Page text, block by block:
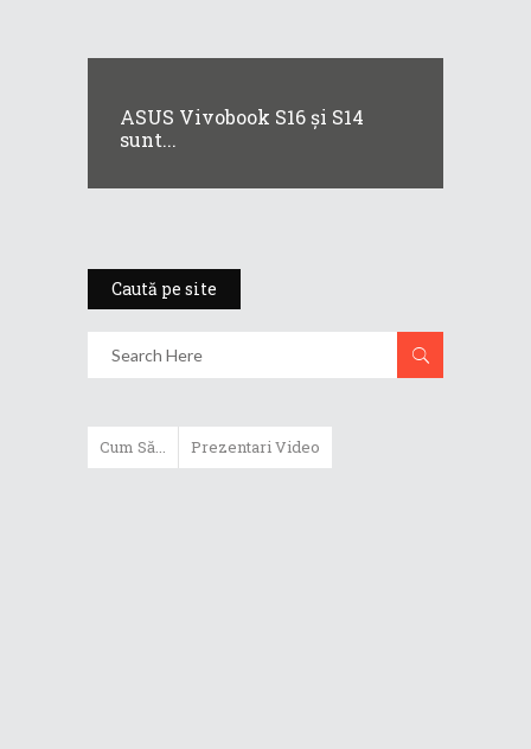
ASUS Vivobook S16 și S14
sunt...
Caută pe site
Cum Să... Prezentari Video